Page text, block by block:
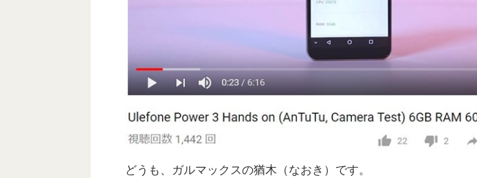
どうも、ガルマックスの猶木（なおき）です。